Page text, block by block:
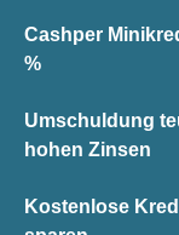
Cashper
%
Umschuldung
hohen Zinsen
Kostenlose